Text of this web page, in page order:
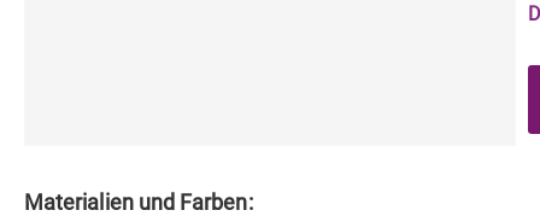
Materialien und Farben: